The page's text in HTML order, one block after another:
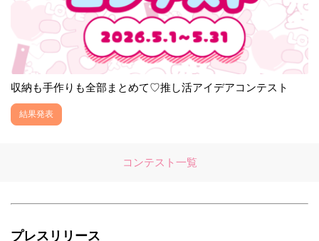
収納も手作りも全部まとめて♡推し活アイデアコンテスト
結果発表
コンテスト一覧
プレスリリース